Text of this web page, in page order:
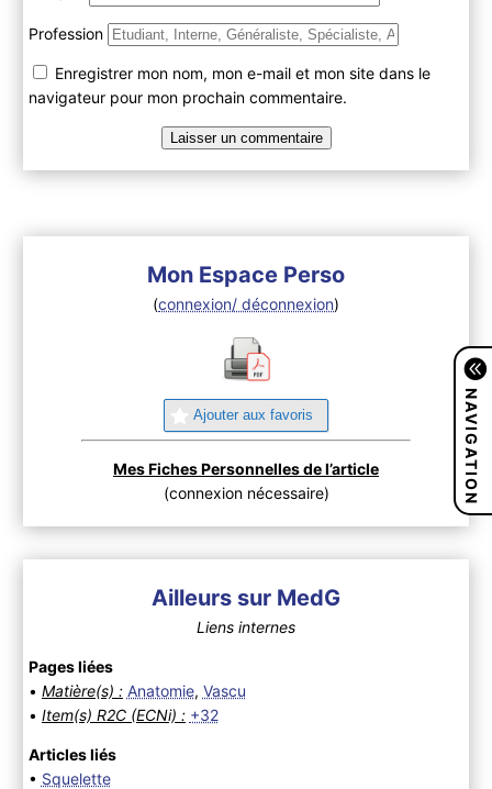
Profession
Enregistrer mon nom, mon e-mail et mon site dans le
navigateur pour mon prochain commentaire.
Mon Espace Perso
(connexion/ déconnexion)
Ajouter aux favoris
Mes Fiches Personnelles de l’article
(connexion nécessaire)
Ailleurs sur MedG
Liens internes
Pages liées
• Matière(s) : Anatomie, Vascu
• Item(s) R2C (ECNi) : +32
Articles liés
• Squelette
NAVIGATION